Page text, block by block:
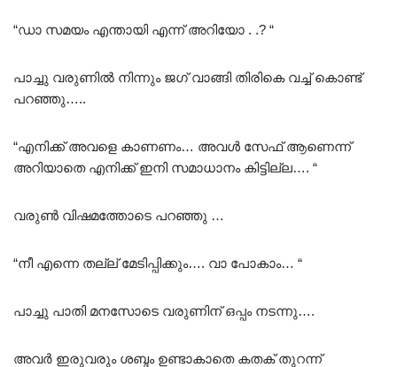
“ഡാ സമയം എന്തായി എന്ന്‌ അറിയോ . .? “
പാച്ചു വരുണിൽ നിന്നും ജഗ് വാങ്ങി തിരികെ വച്ച് കൊണ്ട്
പറഞ്ഞു…..
“എനിക്ക് അവളെ കാണണം… അവൾ സേഫ് ആണെന്ന്
അറിയാതെ എനിക്ക് ഇനി സമാധാനം കിട്ടില്ല…. “
വരുൺ വിഷമത്തോടെ പറഞ്ഞു …
“നീ എന്നെ തല്ല് മേടിപ്പിക്കും…. വാ പോകാം… “
പാച്ചു പാതി മനസോടെ വരുണിന് ഒപ്പം നടന്നു….
അവർ ഇരുവരും ശബ്ദം ഉണ്ടാകാതെ കതക് തുറന്ന്